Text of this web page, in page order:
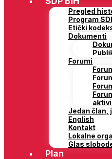
Pregled
Program
Etički
Dokumenti
Forumi
Jedan član,
English
Kontakt
Lokalne
Glas
Plan